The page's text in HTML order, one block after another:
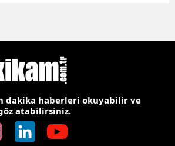
dakika haberleri okuyabilir ve
atabilirsiniz.